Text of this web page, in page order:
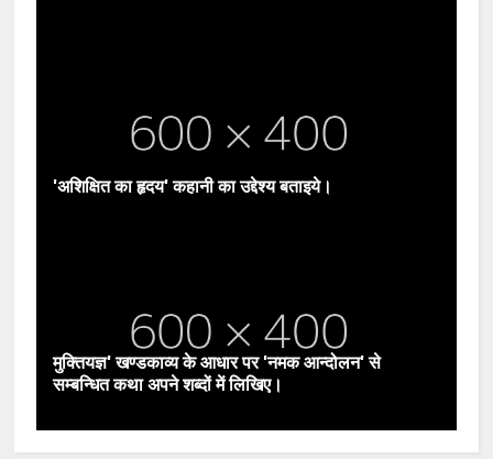
'अशिक्षित का हृदय' कहानी का उद्देश्य बताइये।
मुक्तियज्ञ' खण्डकाव्य के आधार पर 'नमक आन्दोलन' से
सम्बन्धित कथा अपने शब्दों में लिखिए।